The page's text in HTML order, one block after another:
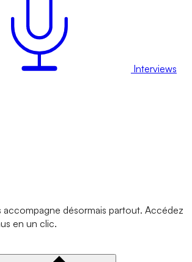
Interviews
accompagne désormais partout. Accédez
en un clic.